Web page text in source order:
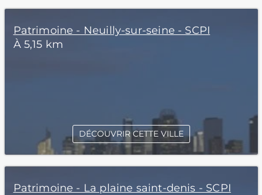
Patrimoine - Neuilly-sur-seine - SCPI
À 5,15 km
DÉCOUVRIR CETTE VILLE
Patrimoine - La plaine saint-denis - SCPI